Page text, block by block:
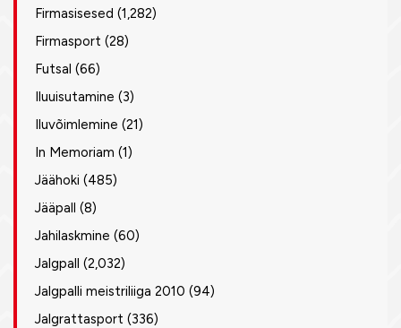
Firmasisesed (1,282)
Firmasport (28)
Futsal (66)
Iluuisutamine (3)
Iluvõimlemine (21)
In Memoriam (1)
Jäähoki (485)
Jääpall (8)
Jahilaskmine (60)
Jalgpall (2,032)
Jalgpalli meistriliiga 2010 (94)
Jalgrattasport (336)